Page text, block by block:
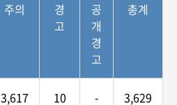
주의
경
고
공
개
경
고
총계
3,617 10 - 3,629